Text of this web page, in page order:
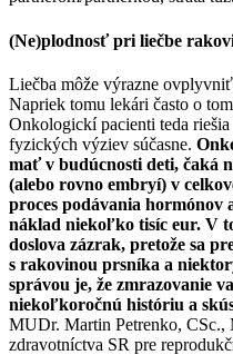
(Ne)plodnosť pri liečbe
Liečba môže výrazne
Napriek tomu lekári často o
Onkologickí pacienti teda
fyzických výziev súčasne.
mať v budúcnosti deti, čaká
(alebo rovno embryí) v
proces podávania hormónov
náklad niekoľko tisíc eur. V
doslova zázrak, pretože sa
s rakovinou prsníka a
správou je, že zmrazovanie
niekoľkoročnú históriu a
MUDr. Martin Petrenko,
zdravotníctva SR pre